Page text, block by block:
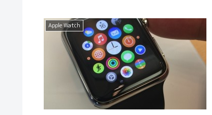
Apple Watch